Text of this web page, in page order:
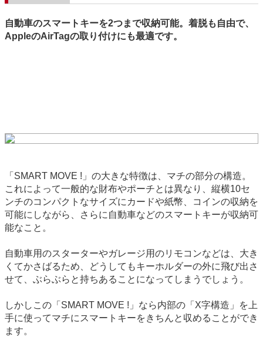
自動車のスマートキーを2つまで収納可能。着脱も自由で、
AppleのAirTagの取り付けにも最適です。
「SMART MOVE !」の大きな特徴は、マチの部分の構造。
これによって一般的な財布やポーチとは異なり、縦横10セ
ンチのコンパクトなサイズにカードや紙幣、コインの収納を
可能にしながら、さらに自動車などのスマートキーが収納可
能なこと。
自動車用のスターターやガレージ用のリモコンなどは、大き
くてかさばるため、どうしてもキーホルダーの外に飛び出さ
せて、ぶらぶらと持ちあることになってしまうでしょう。
しかしこの「SMART MOVE !」なら内部の「X字構造」を上
手に使ってマチにスマートキーをきちんと収めることができ
ます。